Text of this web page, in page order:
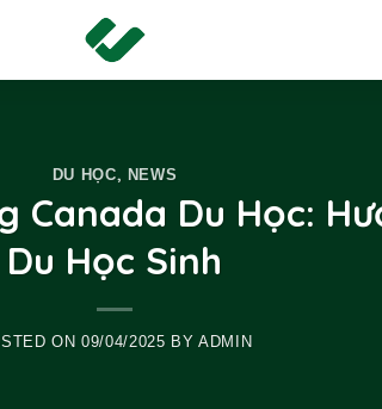
DU HỌC, NEWS
Canada Du Học:
Du Học Sinh
ON09/04/2025 BYADMIN